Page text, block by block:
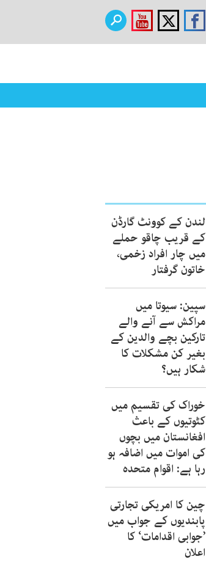
لندن کے کوونٹ گارڈن
کے قریب چاقو حملے
میں چار افراد زخمی،
خاتون گرفتار
سپین: سیوتا میں
مراکش سے آنے والے
تارکین بچے والدین کے
بغیر کن مشکلات کا
شکار ہیں؟
خوراک کی تقسیم میں
کٹوتیوں کے باعث
افغانستان میں بچوں
کی اموات میں اضافہ ہو
رہا ہے: اقوام متحدہ
چین کا امریکی تجارتی
پابندیوں کے جواب میں
’جوابی اقدامات‘ کا
اعلان